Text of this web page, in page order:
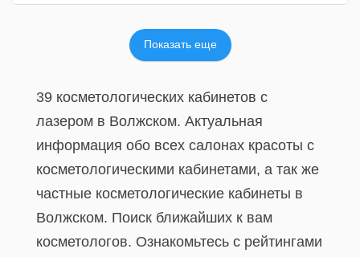
Показать еще
39 косметологических кабинетов с
лазером в Волжском. Актуальная
информация обо всех салонах красоты с
косметологическими кабинетами, а так же
частные косметологические кабинеты в
Волжском. Поиск ближайших к вам
косметологов. Ознакомьтесь с рейтингами